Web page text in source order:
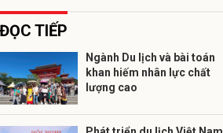
ĐỌC TIẾP
Ngành Du lịch và bài toán
khan hiếm nhân lực chất
lượng cao
Gửi